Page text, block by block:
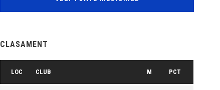
CLASAMENT
LOC CLUB M PCT